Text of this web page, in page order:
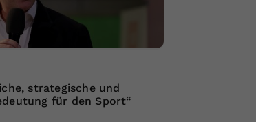
strategische und
für den Sport“